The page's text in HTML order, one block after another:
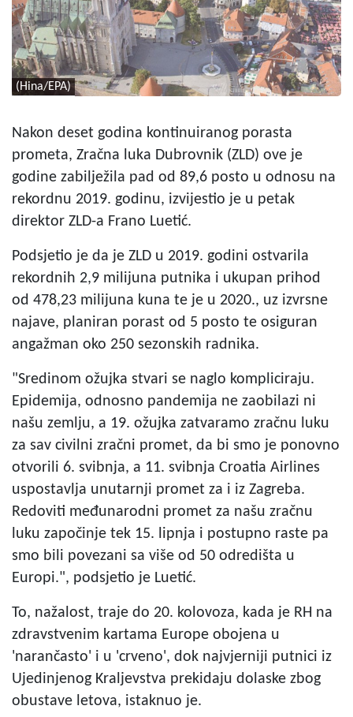
(Hina/EPA)
Nakon deset godina kontinuiranog porasta
prometa, Zračna luka Dubrovnik (ZLD) ove je
godine zabilježila pad od 89,6 posto u odnosu na
rekordnu 2019. godinu, izvijestio je u petak
direktor ZLD-a Frano Luetić.
Podsjetio je da je ZLD u 2019. godini ostvarila
rekordnih 2,9 milijuna putnika i ukupan prihod
od 478,23 milijuna kuna te je u 2020., uz izvrsne
najave, planiran porast od 5 posto te osiguran
angažman oko 250 sezonskih radnika.
"Sredinom ožujka stvari se naglo kompliciraju.
Epidemija, odnosno pandemija ne zaobilazi ni
našu zemlju, a 19. ožujka zatvaramo zračnu luku
za sav civilni zračni promet, da bi smo je ponovno
otvorili 6. svibnja, a 11. svibnja Croatia Airlines
uspostavlja unutarnji promet za i iz Zagreba.
Redoviti međunarodni promet za našu zračnu
luku započinje tek 15. lipnja i postupno raste pa
smo bili povezani sa više od 50 odredišta u
Europi.", podsjetio je Luetić.
To, nažalost, traje do 20. kolovoza, kada je RH na
zdravstvenim kartama Europe obojena u
'narančasto' i u 'crveno', dok najvjerniji putnici iz
Ujedinjenog Kraljevstva prekidaju dolaske zbog
obustave letova, istaknuo je.